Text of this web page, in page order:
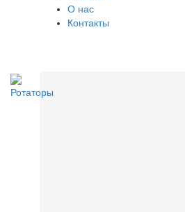
О нас
Контакты
Ротаторы